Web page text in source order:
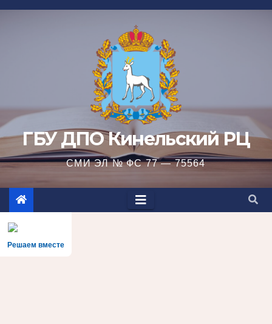
Перейти
ГБУ ДПО Кинельский РЦ
СМИ ЭЛ № ФС 77 — 75564
Решаем вместе